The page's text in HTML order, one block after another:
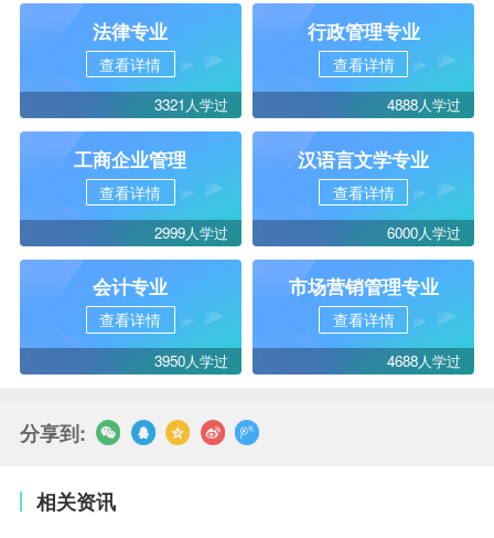
法律专业
查看详情
3321人学过
行政管理专业
查看详情
4888人学过
工商企业管理
查看详情
2999人学过
汉语言文学专业
查看详情
6000人学过
会计专业
查看详情
3950人学过
市场营销管理专业
查看详情
4688人学过
分享到:
相关资讯